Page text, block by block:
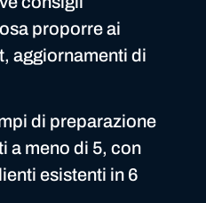
proporre ai
aggiornamenti di
di preparazione
a meno di 5, con
esistenti in 6